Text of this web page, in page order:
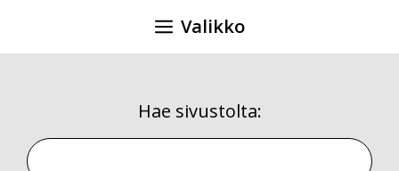
Valikko
Hae sivustolta:
Hae sivustolta